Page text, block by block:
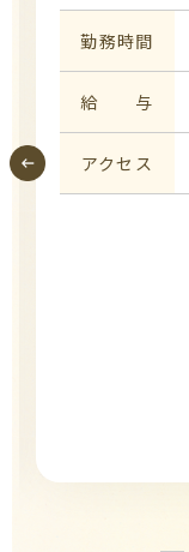
勤務時間
給 与
アクセス